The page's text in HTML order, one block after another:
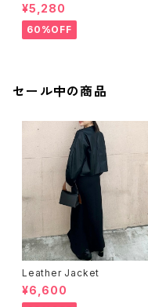
¥5,280
60%OFF
セール中の商品
Leather Jacket
¥6,600